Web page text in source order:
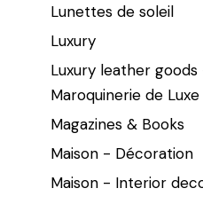
Lunettes de soleil
Luxury
Luxury leather goods
Maroquinerie de Luxe
Magazines & Books
Maison - Décoration
Maison - Interior